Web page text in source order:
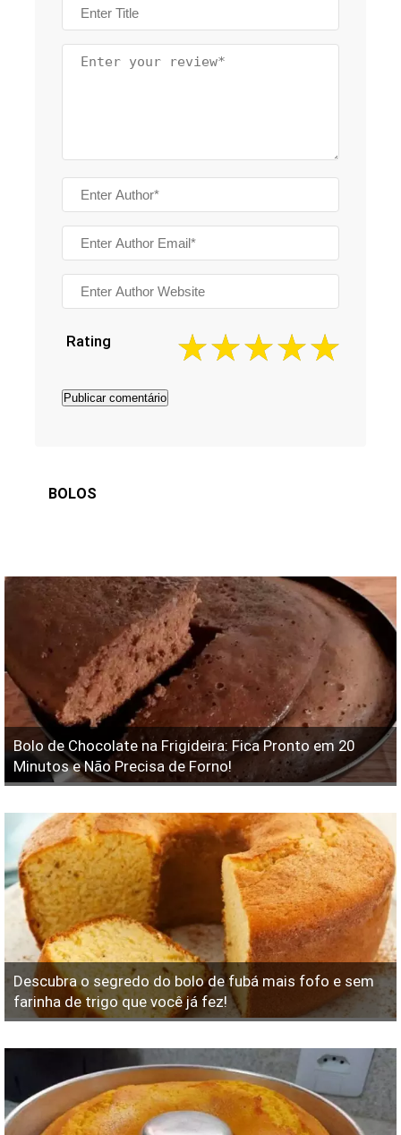
Rating
BOLOS
Bolo de Chocolate na Frigideira: Fica Pronto em 20
Minutos e Não Precisa de Forno!
Descubra o segredo do bolo de fubá mais fofo e sem
farinha de trigo que você já fez!